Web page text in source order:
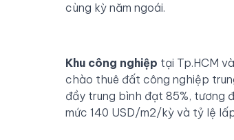
cùng kỳ năm ngoái.
Khu công nghiệp tại Tp.HCM
chào thuê đất công nghiệp
đầy trung bình đạt 85%, tương
mức 140 USD/m2/kỳ và tỷ lệ